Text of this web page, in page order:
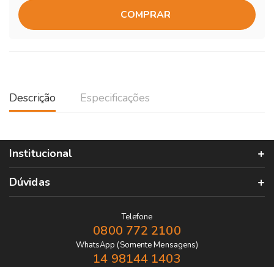
COMPRAR
Descrição Especificações
Institucional
Dúvidas
Telefone
0800 772 2100
WhatsApp (Somente Mensagens)
14 98144 1403